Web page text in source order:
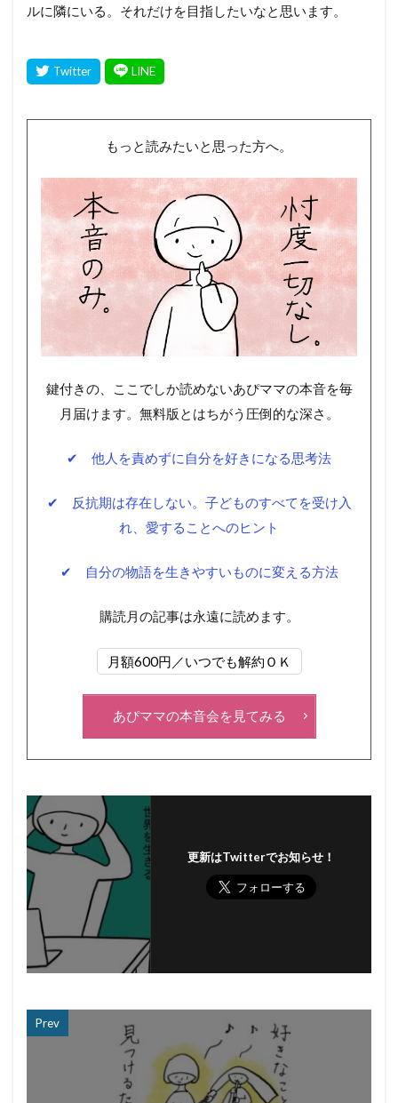
ルに隣にいる。それだけを目指したいなと思います。
もっと読みたいと思った方へ。
鍵付きの、ここでしか読めないあぴママの本音を毎
月届けます。無料版とはちがう圧倒的な深さ。
✔ 他人を責めずに自分を好きになる思考法
✔ 反抗期は存在しない。子どものすべてを受け入
れ、愛することへのヒント
✔ 自分の物語を生きやすいものに変える方法
購読月の記事は永遠に読めます。
月額600円／いつでも解約ＯＫ
あぴママの本音会を見てみる
更新はTwitterでお知らせ！
Prev